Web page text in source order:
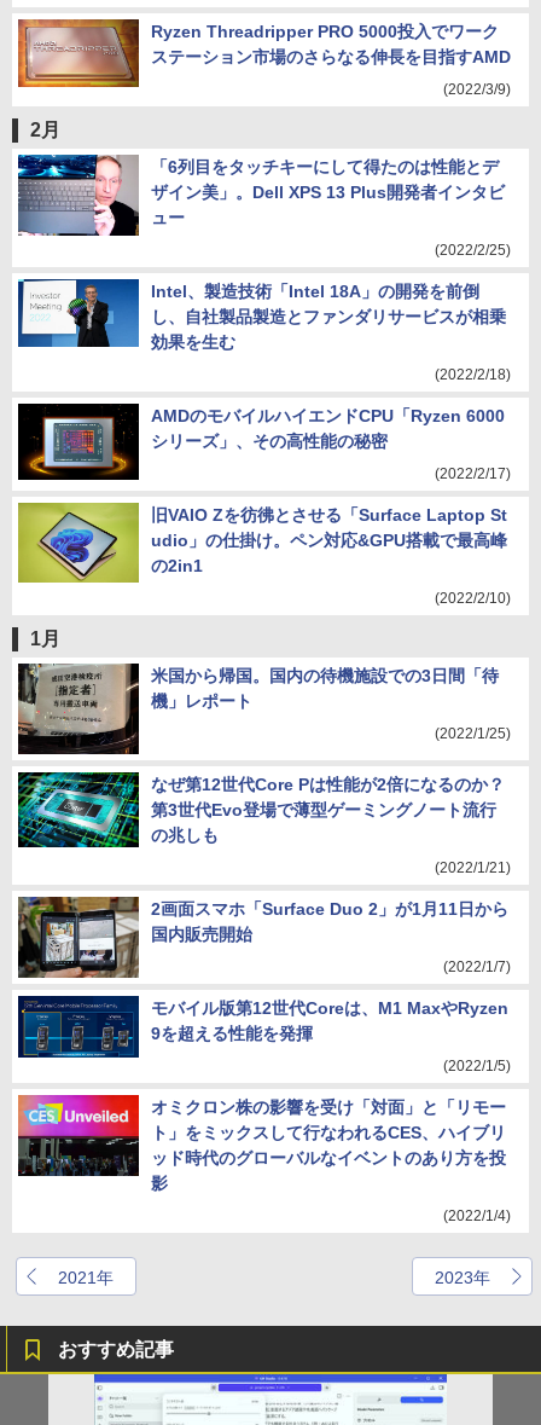
Ryzen Threadripper PRO 5000投入でワーク
ステーション市場のさらなる伸長を目指すAMD
(2022/3/9)
2月
「6列目をタッチキーにして得たのは性能とデ
ザイン美」。Dell XPS 13 Plus開発者インタビ
ュー
(2022/2/25)
Intel、製造技術「Intel 18A」の開発を前倒
し、自社製品製造とファンダリサービスが相乗
効果を生む
(2022/2/18)
AMDのモバイルハイエンドCPU「Ryzen 6000
シリーズ」、その高性能の秘密
(2022/2/17)
旧VAIO Zを彷彿とさせる「Surface Laptop St
udio」の仕掛け。ペン対応&GPU搭載で最高峰
の2in1
(2022/2/10)
1月
米国から帰国。国内の待機施設での3日間「待
機」レポート
(2022/1/25)
なぜ第12世代Core Pは性能が2倍になるのか？
第3世代Evo登場で薄型ゲーミングノート流行
の兆しも
(2022/1/21)
2画面スマホ「Surface Duo 2」が1月11日から
国内販売開始
(2022/1/7)
モバイル版第12世代Coreは、M1 MaxやRyzen
9を超える性能を発揮
(2022/1/5)
オミクロン株の影響を受け「対面」と「リモー
ト」をミックスして行なわれるCES、ハイブリ
ッド時代のグローバルなイベントのあり方を投
影
(2022/1/4)
2021年 2023年
おすすめ記事